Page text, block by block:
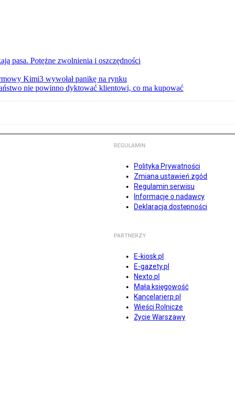
pasa. Potężne zwolnienia i oszczędności
Kimi3 wywołał panikę na rynku
nie powinno dyktować klientowi, co ma kupować
REGULAMIN
Polityka Prywatności
Zmiana ustawień zgód
Regulamin serwisu
Informacje o nadawcy
Deklaracja dostępności
PARTNERZY
E-kiosk.pl
E-gazety.pl
Nexto.pl
Mała księgowość
Kancelarierp.pl
Wieści Rolnicze
Życie Warszawy